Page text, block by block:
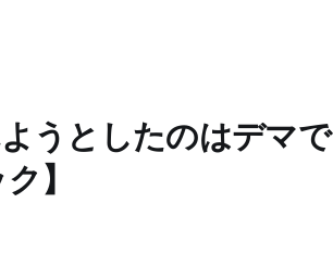
うとしたのはデマで
】